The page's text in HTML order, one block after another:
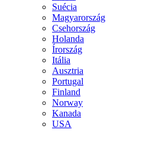
Suécia
Magyarország
Csehország
Holanda
Írország
Itália
Ausztria
Portugal
Finland
Norway
Kanada
USA